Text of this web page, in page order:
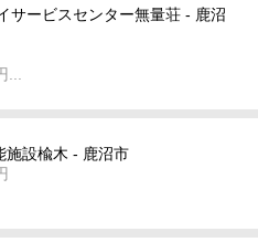
サービスセンター無量荘 - 鹿沼
施設楡木 - 鹿沼市